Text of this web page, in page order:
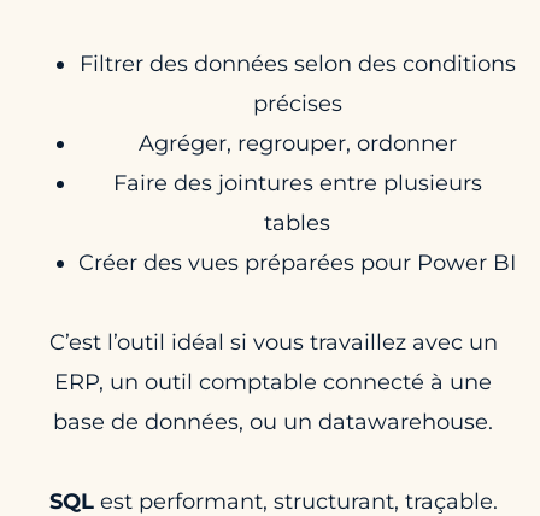
Filtrer des données selon des conditions
précises
Agréger, regrouper, ordonner
Faire des jointures entre plusieurs
tables
Créer des vues préparées pour Power BI
C’est l’outil idéal si vous travaillez avec un
ERP, un outil comptable connecté à une
base de données, ou un datawarehouse.
SQLest performant, structurant, traçable.